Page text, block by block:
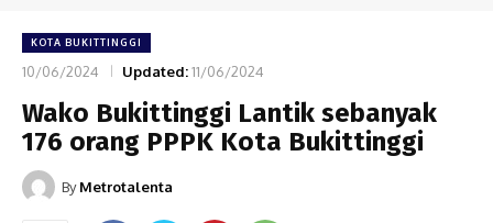
KOTA BUKITTINGGI
10/06/2024 Updated:11/06/2024
Wako Bukittinggi Lantik sebanyak
176 orang PPPK Kota Bukittinggi
By Metrotalenta